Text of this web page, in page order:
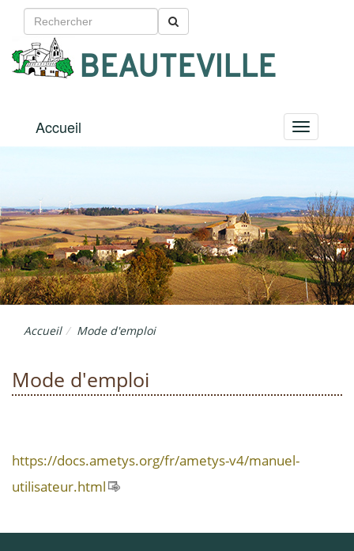
BEAUTEVILLE
Menu
Accueil
Accueil Mode d'emploi
Mode d'emploi
https://docs.ametys.org/fr/ametys-v4/manuel-
utilisateur.html